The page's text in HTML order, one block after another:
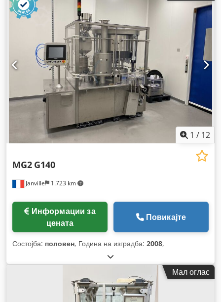
1 / 12
Janville 1.723 km
MG2 G140
цената
Повикајте
Состојба: половен, Година на изградба: 2008,
Мал оглас